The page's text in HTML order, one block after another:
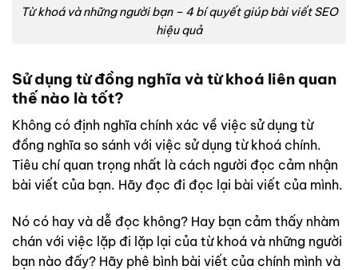
Từ khoá và những người bạn – 4 bí quyết giúp bài viết SEO
hiệu quả
Sử dụng từ đồng nghĩa và từ khoá liên quan
thế nào là tốt?
Không có định nghĩa chính xác về việc sử dụng từ
đồng nghĩa so sánh với việc sử dụng từ khoá chính.
Tiêu chí quan trọng nhất là cách người đọc cảm nhận
bài viết của bạn. Hãy đọc đi đọc lại bài viết của mình.
Nó có hay và dễ đọc không? Hay bạn cảm thấy nhàm
chán với việc lặp đi lặp lại của từ khoá và những người
bạn nào đấy? Hãy phê bình bài viết của chính mình và